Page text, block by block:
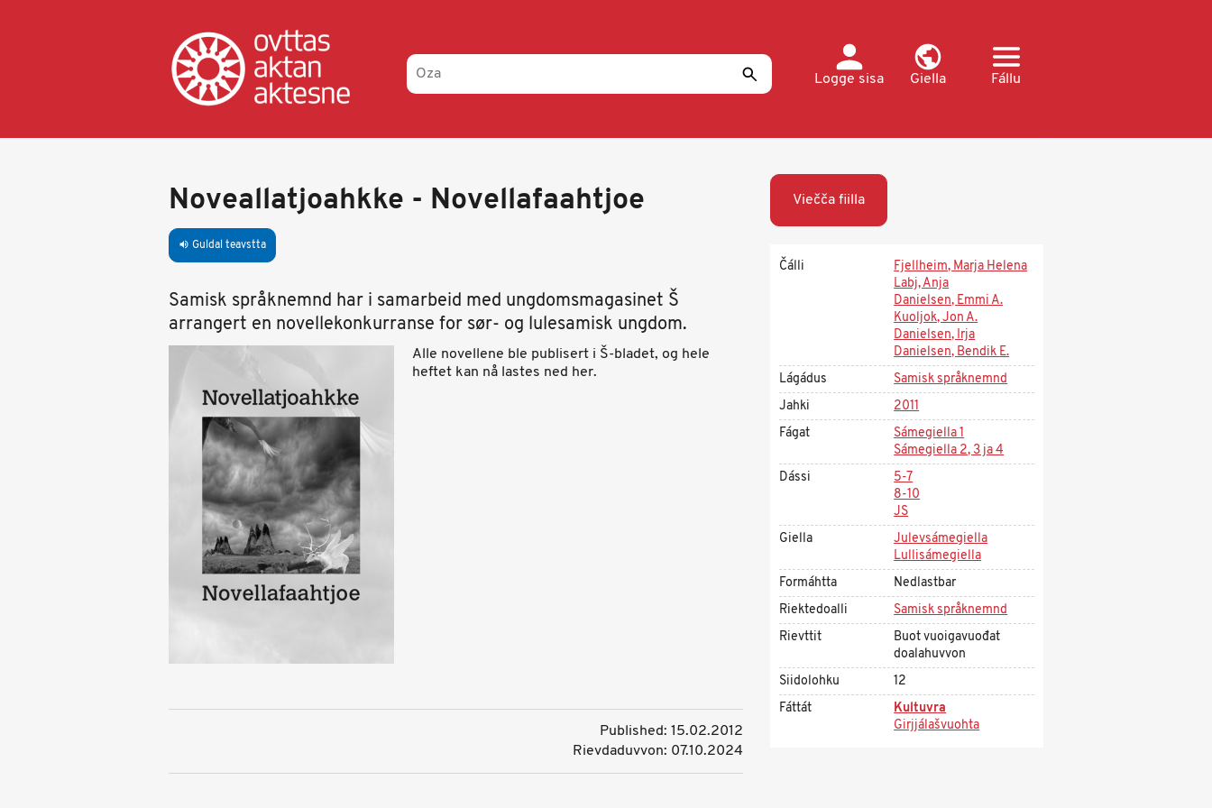
Logge sisa
Giella Fállu
Noveallatjoahkke - Novellafaahtjoe
volume_up Guldal teavstta
Samisk språknemnd har i samarbeid med ungdomsmagasinet Š
arrangert en novellekonkurranse for sør- og lulesamisk ungdom.
Alle novellene ble publisert i Š-bladet, og hele
heftet kan nå lastes ned her.
Published: 15.02.2012
Rievdaduvvon: 07.10.2024
Viečča fiilla
Čálli
Fjellheim, Marja Helena
Labj, Anja
Danielsen, Emmi A.
Kuoljok, Jon A.
Danielsen, Irja
Danielsen, Bendik E.
Lágádus
Samisk språknemnd
Jahki
2011
Fágat
Sámegiella 1
Sámegiella 2, 3 ja 4
Dássi
5-7
8-10
JS
Giella
Julevsámegiella
Lullisámegiella
Formáhtta
Nedlastbar
Riektedoalli
Samisk språknemnd
Rievttit
Buot vuoigavuođat
doalahuvvon
Siidolohku
12
Fáttát
Kultuvra
Girjjálašvuohta